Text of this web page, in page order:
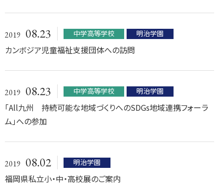
2019 08.23 中学高等学校 明治学園
カンボジア児童福祉支援団体への訪問
2019 08.23 中学高等学校 明治学園
「All九州 持続可能な地域づくりへのSDGs地域連携フォーラ
ム」への参加
2019 08.02 明治学園
福岡県私立小・中・高校展のご案内